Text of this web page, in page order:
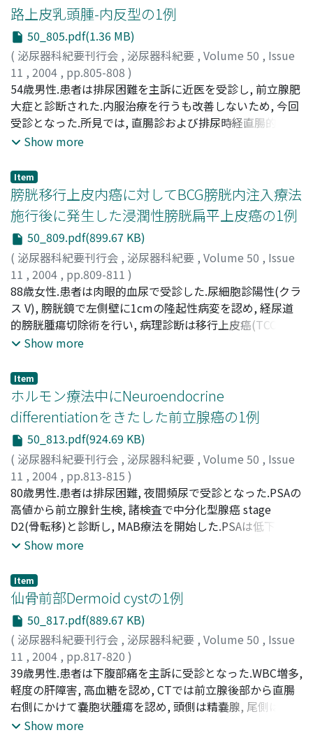
結石による高度水腎症と左上部尿管に4mmの結石を認め,
腎動態シンチでは右腎機能は廃絶し, 機能的左単腎であっ
た.左腎内結石を尿管鏡で摘出したところ, 結石成分は酸性
尿酸アンモニウムであった.患者は15歳より体重増加防止
の目的で市販の緩下剤を常用しており, そのため, まずはこ
の緩下剤を中止させ, 精神科医のカウンセリングを行った.
その結果, 尿量ならびに尿中Na排泄量は著明な改善を認め,
現在は外来経過観察中で結石再発はなく, 排便も酸化マグ
ネシウムや大建中湯などでコントロールされている
路上皮乳頭腫-内反型の1例
50_805.pdf(1.36 MB)
( 泌尿器科紀要刊行会 , 泌尿器科紀要 , Volume 50 , Issue
11 , 2004 , pp.805-808 )
大石, 正勝;矢田, 康文;岡田, 晃一;三矢, 英輔;小島, 宗門;
早瀬, 善正;Oishi, Masakatsu;Yada, Yasufumi;Okada,
Koichi;Mitsuya, Hideo;Kojima, Munekado;Hayase,
Yoshimasa
54歳男性.患者は排尿困難を主訴に近医を受診し, 前立腺肥
大症と診断された.内服治療を行うも改善しないため, 今回
受診となった.所見では, 直腸診および排尿時経直腸的超音
波検査(TRUS)で前立腺に異常なく, 前立腺肥大症も認めら
尿測定で病的残尿を認めた.特に残尿量測定時のTRUSで膀
胱頸部に腫瘤像を認め, 膀胱鏡で膀胱頸部に1cmの有茎性
腫瘤を認め膀胱腫瘍と診断した.更に排尿動態把握のため
voiding TRUSを行ったところ, 蓄尿時に膀胱内に突出して
いた腫瘍が排尿時に内尿道口部に嵌頓し, 排尿終了時にゆ
っくり膀胱内に戻る様子が観察でき, 排尿障害の原因腫瘍
と確認, 経尿道的膀胱腫瘍切除術を施行した.病理組織所見
には尿路上皮乳頭腫-内反型と診断され, 以後, 尿流量も残
尿量も著明に改善, 術後8ヵ月経過現在, 腫瘍の再発は認め
られていない
Show more
Item
膀胱移行上皮内癌に対してBCG膀胱内注入療法
施行後に発生した浸潤性膀胱扁平上皮癌の1例
50_809.pdf(899.67 KB)
( 泌尿器科紀要刊行会 , 泌尿器科紀要 , Volume 50 , Issue
11 , 2004 , pp.809-811 )
植村, 元秀;西村, 健作;中川, 勝弘;菅野, 展史;三好, 進;川
野, 潔 ;井上, 均;Uemura, Motohide;Nishimura, Kensaku
Nakagawa, Masahiro;Kanno, Nobufumi; Miyoshi,
Susumu ;Kawano, Kiyoshi
88歳女性.患者は肉眼的血尿で受診した.尿細胞診陽性(クラ
ス V), 膀胱鏡で左側壁に1cmの隆起性病変を認め, 経尿道
的膀胱腫瘍切除術を行い, 病理診断は移行上皮癌(TCC)で
あった.4ヵ月後尿細胞診が陰性化せず, 生検でTCCと診断
全面に発赤拡大を認め, イムノブラダー膀胱内注入療法を
行ったが改善せず, 膀胱鏡・CTで腫瘤性病変はなく, 再度
の注入療法で尿細胞診は一時クラス IIIとなったが, 患者は
腰痛で来院がなく, 3ヵ月後に肉眼的血尿と膀胱タンポナー
デで緊急入院した.CT・MRIで膀胱右側壁に4cmの腫瘤を
認め, 浸潤性膀胱腫瘍の診断で膀胱全摘除術, 両側尿管皮膚
瘻造設術を施行した.病理診断は扁平上皮癌で, 膀胱内に
TCCを一部認めた
Show more
Item
ホルモン療法中にNeuroendocrine
differentiationをきたした前立腺癌の1例
50_813.pdf(924.69 KB)
( 泌尿器科紀要刊行会 , 泌尿器科紀要 , Volume 50 , Issue
11 , 2004 , pp.813-815 )
松本, 吉弘;壬生, 寿一;影林, 頼明;Matsumoto, Yoshihiro;
Mibu, Hisakazu;Kagebayashi, Yoriaki
80歳男性.患者は排尿困難, 夜間頻尿で受診となった.PSAの
高値から前立腺針生検, 諸検査で中分化型腺癌 stage
D2(骨転移)と診断し, MAB療法を開始した.PSAは低下し,
MRIで前立腺容積の縮小を認めた.約2年後PSAは低値であ
め, 精嚢右葉に浸潤し直腸を圧排しており, 右内腸骨リンパ
節腫脹を認めた.生検では低分化型腺癌で, 免疫染色では初
回に陰性であったCEA, NSE, chromogranin A,
synaptophysin, NCAM染色が全て陽性となっていた.CTで
は肺・肝転移などは認めなかったが, 約7ヵ月後にはCEA,
NSEはさらに上昇し, CTでは多発肺転移を認め, 疼痛管理
中心のQOL重視の治療を行ったが死亡した
Show more
Item
仙骨前部Dermoid cystの1例
50_817.pdf(889.67 KB)
( 泌尿器科紀要刊行会 , 泌尿器科紀要 , Volume 50 , Issue
11 , 2004 , pp.817-820 )
神田, 英輝;桜井, 正樹;有馬, 公伸;Kanda, Hideki;Sakurai,
Masaki;Arima, Kiminobu
39歳男性.患者は下腹部痛を主訴に受診となった.WBC増多,
軽度の肝障害, 高血糖を認め, CTでは前立腺後部から直腸
右側にかけて嚢胞状腫瘍を認め, 頭側は精嚢腺, 尾側は坐骨
結節レベルまで存在し, 一部に隔壁および壁肥厚を認めた.
Show more